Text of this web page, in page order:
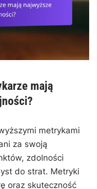
mają
metrykami
za swoją
zdolności
do strat. Metryki
oraz skuteczność